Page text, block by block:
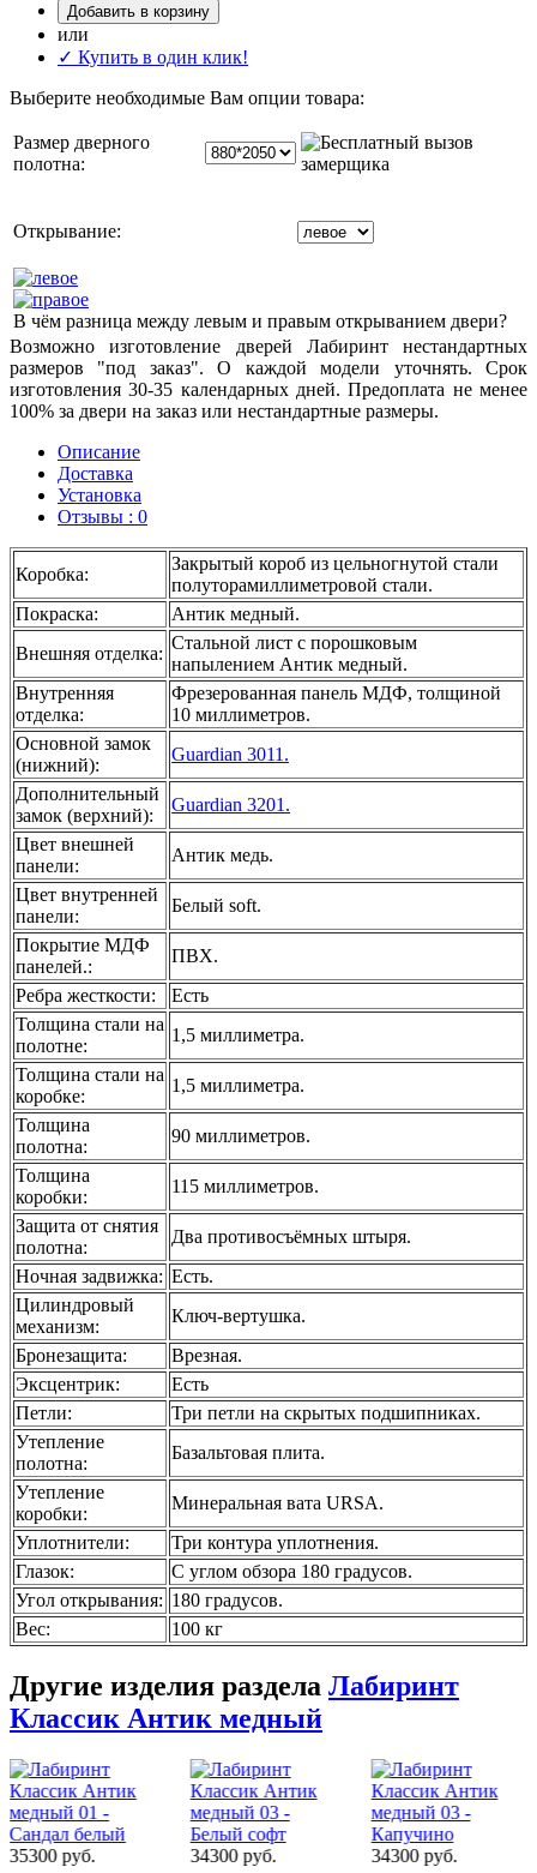
Добавить в корзину
или
✓ Купить в один клик!
Выберите необходимые Вам опции товара:
Размер дверного
полотна:
Открывание:
В чём разница между левым и правым открыванием двери?
Возможно изготовление дверей Лабиринт нестандартных
размеров "под заказ". О каждой модели уточнять. Срок
изготовления 30-35 календарных дней. Предоплата не менее
100% за двери на заказ или нестандартные размеры.
Описание
Доставка
Установка
Отзывы : 0
Коробка:
Закрытый короб из цельногнутой стали
полуторамиллиметровой стали.
Покраска:
Антик медный.
Внешняя отделка:
Стальной лист с порошковым
напылением Антик медный.
Внутренняя
отделка:
Фрезерованная панель МДФ, толщиной
10 миллиметров.
Основной замок
(нижний):
Guardian 3011.
Дополнительный
замок (верхний):
Guardian 3201.
Цвет внешней
панели:
Антик медь.
Цвет внутренней
панели:
Белый soft.
Покрытие МДФ
панелей.:
ПВХ.
Ребра жесткости:
Есть
Толщина стали на
полотне:
1,5 миллиметра.
Толщина стали на
коробке:
1,5 миллиметра.
Толщина
полотна:
90 миллиметров.
Толщина
коробки:
115 миллиметров.
Защита от снятия
полотна:
Два противосъёмных штыря.
Ночная задвижка: Есть.
Цилиндровый
механизм:
Ключ-вертушка.
Бронезащита:
Врезная.
Эксцентрик:
Есть
Петли:
Три петли на скрытых подшипниках.
Утепление
полотна:
Базальтовая плита.
Утепление
коробки:
Минеральная вата URSA.
Уплотнители:
Три контура уплотнения.
Глазок:
С углом обзора 180 градусов.
Угол открывания: 180 градусов.
Вес: 100 кг
Другие изделия раздела Лабиринт
Классик Антик медный
34300 руб. 34300 руб. 34300 руб.